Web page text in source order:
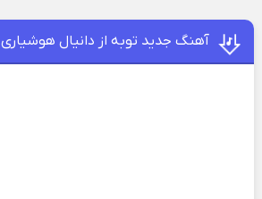
آهنگ جدید توبه از دانیال هوشیاری